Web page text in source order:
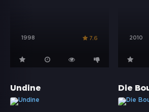
1998 7.6 2010
Undine